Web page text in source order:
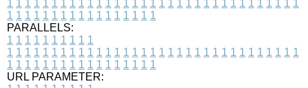
1 1 1 1 1 1 1 1 1 1 1 1 1 1 1 1 1 1 1 1 1 1 1 1 1 1 1 1 1 1 1 1 1
1 1 1 1 1 1 1 1 1 1 1 1 1 1 1 1 1
PARALLELS:
1 1 1 1 1 1 1 1 1 1
1 1 1 1 1 1 1 1 1 1 1 1 1 1 1 1 1 1 1 1 1 1 1 1 1 1 1 1 1 1 1 1 1
1 1 1 1 1 1 1 1 1 1 1 1 1 1 1 1 1
URL PARAMETER: